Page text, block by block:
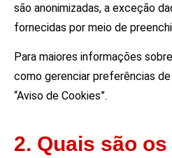
são anonimizadas, a exceção
fornecidas por meio de
Para maiores informações
como gerenciar preferências de
“Aviso de Cookies”.
2. Quais são